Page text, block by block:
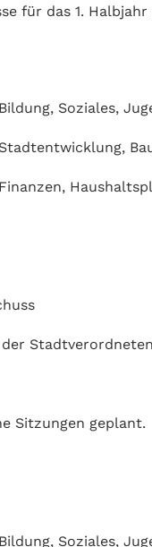
für das 1. Halbjahr
Soziales,
Sitzungen geplant.
Soziales,